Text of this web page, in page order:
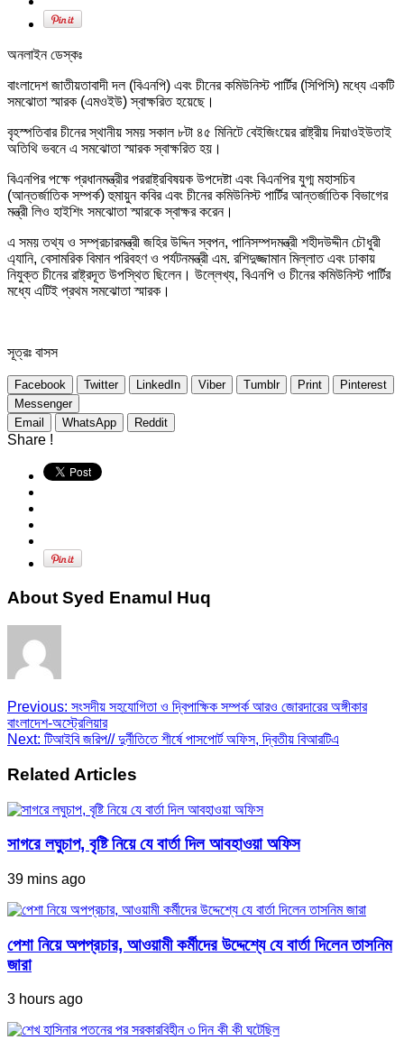
অনলাইন ডেস্কঃ
বাংলাদেশ জাতীয়তাবাদী দল (বিএনপি) এবং চীনের কমিউনিস্ট পার্টির (সিপিসি) মধ্যে একটি
সমঝোতা স্মারক (এমওইউ) স্বাক্ষরিত হয়েছে।
বৃহস্পতিবার চীনের স্থানীয় সময় সকাল ৮টা ৪৫ মিনিটে বেইজিংয়ের রাষ্ট্রীয় দিয়াওইউতাই
অতিথি ভবনে এ সমঝোতা স্মারক স্বাক্ষরিত হয়।
বিএনপির পক্ষে প্রধানমন্ত্রীর পররাষ্ট্রবিষয়ক উপদেষ্টা এবং বিএনপির যুগ্ম মহাসচিব
(আন্তর্জাতিক সম্পর্ক) হুমায়ুন কবির এবং চীনের কমিউনিস্ট পার্টির আন্তর্জাতিক বিভাগের
মন্ত্রী লিও হাইশিং সমঝোতা স্মারকে স্বাক্ষর করেন।
এ সময় তথ্য ও সম্প্রচারমন্ত্রী জহির উদ্দিন স্বপন, পানিসম্পদমন্ত্রী শহীদউদ্দীন চৌধুরী
এ্যানি, বেসামরিক বিমান পরিবহণ ও পর্যটনমন্ত্রী এম. রশিদুজ্জামান মিল্লাত এবং ঢাকায়
নিযুক্ত চীনের রাষ্ট্রদূত উপস্থিত ছিলেন। উল্লেখ্য, বিএনপি ও চীনের কমিউনিস্ট পার্টির
মধ্যে এটিই প্রথম সমঝোতা স্মারক।
সূত্রঃ বাসস
Facebook Twitter LinkedIn Viber Tumblr Print
Pinterest
Messenger
Email
WhatsApp Reddit
Share !
About Syed Enamul Huq
Previous: সংসদীয় সহযোগিতা ও দ্বিপাক্ষিক সম্পর্ক আরও জোরদারের অঙ্গীকার
বাংলাদেশ-অস্ট্রেলিয়ার
Next: টিআইবি জরিপ// দুর্নীতিতে শীর্ষে পাসপোর্ট অফিস, দ্বিতীয় বিআরটিএ
Related Articles
সাগরে লঘুচাপ, বৃষ্টি নিয়ে যে বার্তা দিল আবহাওয়া অফিস
39 mins ago
পেশা নিয়ে অপপ্রচার, আওয়ামী কর্মীদের উদ্দেশ্যে যে বার্তা দিলেন তাসনিম
জারা
3 hours ago